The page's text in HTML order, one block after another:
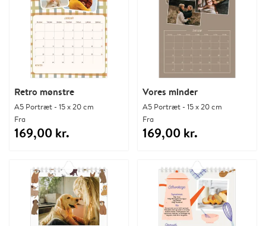
Retro mønstre
A5 Portræt - 15 x 20 cm
Fra
169,00 kr.
Vores minder
A5 Portræt - 15 x 20 cm
Fra
169,00 kr.